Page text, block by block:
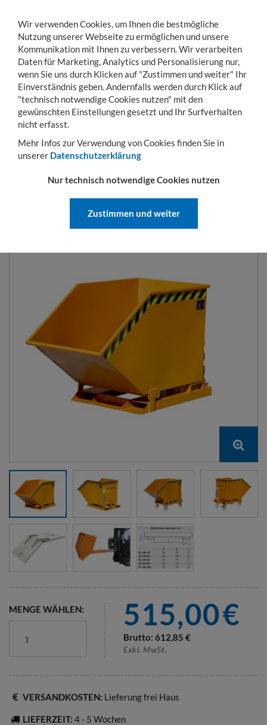
Toggle
navigation
MENÜ KONTO WARENKORB
Sie sind hier: Hubgeräte Sammelbehälter
KIPPMULDE TYP KK 400 L | 1320
X 670 X 840 MM | RAL 2000
KK 400-2000
MENGE WÄHLEN: 515,00€
Brutto: 612,85 €
Exkl. MwSt.
VERSANDKOSTEN: Lieferung frei Haus
LIEFERZEIT: 4 - 5 Wochen
Wir verwenden Cookies, um Ihnen die bestmögliche
Nutzung unserer Webseite zu ermöglichen und unsere
Kommunikation mit Ihnen zu verbessern. Wir verarbeiten
Daten für Marketing, Analytics und Personalisierung nur,
wenn Sie uns durch Klicken auf "Zustimmen und weiter" Ihr
Einverständnis geben. Andernfalls werden durch Klick auf
"technisch notwendige Cookies nutzen" mit den
gewünschten Einstellungen gesetzt und Ihr Surfverhalten
nicht erfasst.
Mehr Infos zur Verwendung von Cookies finden Sie in
unserer Datenschutzerklärung
Nur technisch notwendige Cookies nutzen
Zustimmen und weiter